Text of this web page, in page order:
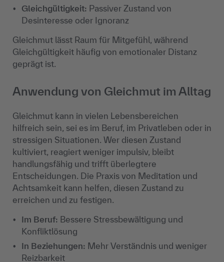
Gleichgültigkeit: Passiver Zustand von
Desinteresse oder Ignoranz
Gleichmut lässt Raum für Mitgefühl, während
Gleichgültigkeit häufig von emotionaler Distanz
geprägt ist.
Anwendung von Gleichmut im Alltag
Gleichmut kann in vielen Lebensbereichen
hilfreich sein, sei es im Beruf, im Privatleben oder in
stressigen Situationen. Wer diesen Zustand
kultiviert, reagiert weniger impulsiv, bleibt
handlungsfähig und trifft überlegtere
Entscheidungen. Die Praxis von Meditation und
Achtsamkeit kann helfen, diesen Zustand zu
erreichen und zu festigen.
Im Beruf: Bessere Stressbewältigung und
Konfliktlösung
In Beziehungen: Mehr Verständnis und weniger
Reizbarkeit